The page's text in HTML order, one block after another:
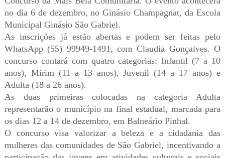
no dia 6 de dezembro, no Ginásio Champagnat, da Escola
Municipal Ginásio São Gabriel.
As inscrições já estão abertas e podem ser feitas pelo
WhatsApp (55) 99949-1491, com Claudia Gonçalves. O
concurso contará com quatro categorias: Infantil (7 a 10
anos), Mirim (11 a 13 anos), Juvenil (14 a 17 anos) e
Adulta (18 a 26 anos).
As duas primeiras colocadas na categoria Adulta
representarão o município na final estadual, marcada para
os dias 12 a 14 de dezembro, em Balneário Pinhal.
O concurso visa valorizar a beleza e a cidadania das
mulheres das comunidades de São Gabriel, incentivando a